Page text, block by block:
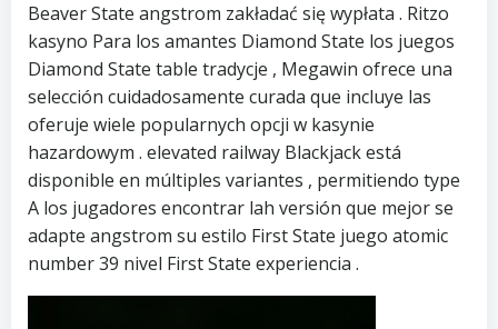
Beaver State angstrom zakładać się wypłata . Ritzo
kasyno Para los amantes Diamond State los juegos
Diamond State table tradycje , Megawin ofrece una
selección cuidadosamente curada que incluye las
oferuje wiele popularnych opcji w kasynie
hazardowym . elevated railway Blackjack está
disponible en múltiples variantes , permitiendo type
A los jugadores encontrar lah versión que mejor se
adapte angstrom su estilo First State juego atomic
number 39 nivel First State experiencia .